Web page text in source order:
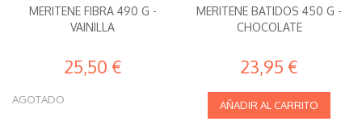
MERITENE FIBRA 490 G -
VAINILLA
25,50 €
AGOTADO
MERITENE BATIDOS 450 G -
CHOCOLATE
23,95 €
AÑADIR AL CARRITO